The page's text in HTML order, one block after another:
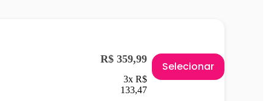
R$ 359,99
3x R$
133,47
Selecionar